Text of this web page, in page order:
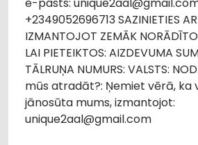
e-pasts:
+2349052696713 SAZINIETIES
IZMANTOJOT ZEMĀK
LAI PIETEIKTOS: AIZDEVUMA
TĀLRUŅA NUMURS: VALSTS:
mūs atradāt?: Ņemiet vērā, ka
jānosūta mums, izmantojot:
unique2aal@gmail.com